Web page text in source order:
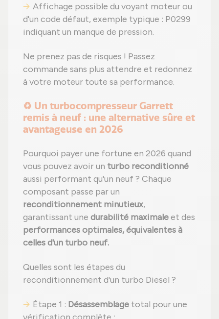
Affichage possible du voyant moteur ou
d'un code défaut, exemple typique : P0299
indiquant un manque de pression.
Ne prenez pas de risques ! Passez
commande sans plus attendre et redonnez
à votre moteur toute sa performance.
♻️ Un turbocompresseur Garrett
remis à neuf : une alternative sûre et
avantageuse en 2026
Pourquoi payer une fortune en 2026 quand
vous pouvez avoir un turbo reconditionné
aussi performant qu'un neuf ? Chaque
composant passe par un
reconditionnement minutieux,
garantissant une durabilité maximaleet des
performances optimales, équivalentes à
celles d'un turbo neuf.
Quelles sont les étapes du
reconditionnement d'un turbo Diesel ?
Étape 1 : Désassemblage total pour une